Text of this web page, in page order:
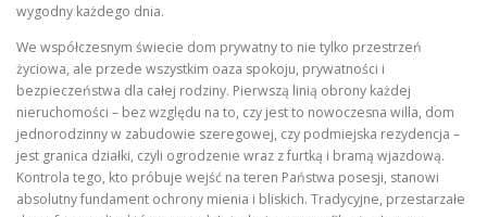
wygodny każdego dnia.
We współczesnym świecie dom prywatny to nie tylko przestrzeń
życiowa, ale przede wszystkim oaza spokoju, prywatności i
bezpieczeństwa dla całej rodziny. Pierwszą linią obrony każdej
nieruchomości – bez względu na to, czy jest to nowoczesna willa, dom
jednorodzinny w zabudowie szeregowej, czy podmiejska rezydencja –
jest granica działki, czyli ogrodzenie wraz z furtką i bramą wjazdową.
Kontrola tego, kto próbuje wejść na teren Państwa posesji, stanowi
absolutny fundament ochrony mienia i bliskich. Tradycyjne, przestarzałe